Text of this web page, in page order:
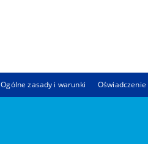
Ogólne zasady i warunki